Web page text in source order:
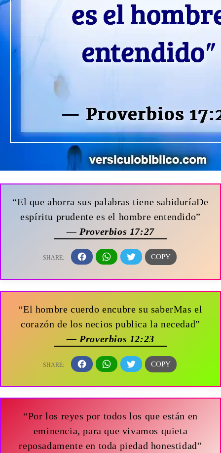
“El que ahorra sus palabras tiene sabiduríaDe
espíritu prudente es el hombre entendido”
— Proverbios 17:27
“El hombre cuerdo encubre su saberMas el
corazón de los necios publica la necedad”
— Proverbios 12:23
“Por los reyes por todos los que están en
eminencia, para que vivamos quieta
reposadamente en toda piedad honestidad”